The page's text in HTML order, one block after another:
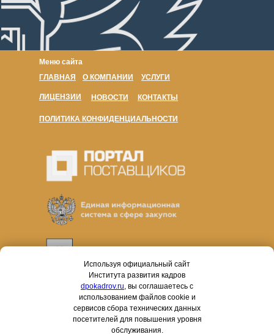
Работаем в соответствии с законами № 44-ФЗ и № 223-
Меню сайта
ГЛАВНАЯ О КОМПАНИИ УСЛУГИ
ЛИЦЕНЗИИ НОВОСТИ КОНТАКТЫ
ПОЛИТИКА КОНФИДЕНЦИАЛЬНОСТИ
Используя официальный сайт
Института развития кадров
dpokadrov.ru, вы соглашаетесь с
использованием файлов cookie и
сервисов сбора технических данных
посетителей для повышения уровня
обслуживания.